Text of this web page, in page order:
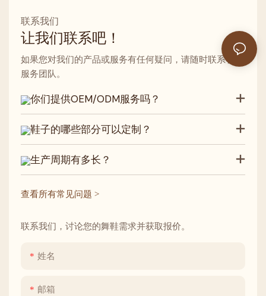
联系我们
让我们联系吧！
如果您对我们的产品或服务有任何疑问，请随时联系客户
服务团队。
你们提供OEM/ODM服务吗？
鞋子的哪些部分可以定制？
生产周期有多长？
查看所有常见问题 >
联系我们，讨论您的舞鞋需求并获取报价。
姓名
邮箱